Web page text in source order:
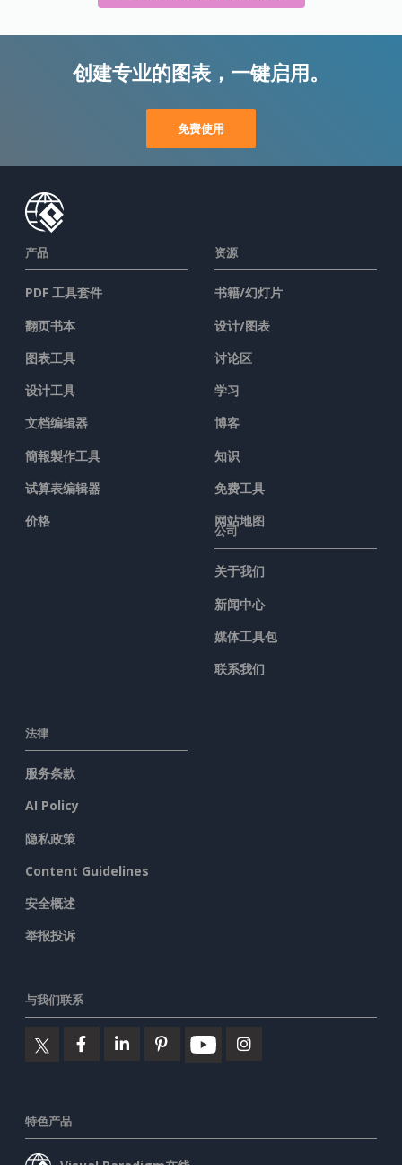
创建专业的图表，一键启用。
免费使用
产品
PDF 工具套件
翻页书本
图表工具
设计工具
文档编辑器
簡報製作工具
试算表编辑器
价格
资源
书籍/幻灯片
设计/图表
讨论区
学习
博客
知识
免费工具
网站地图
公司
关于我们
新闻中心
媒体工具包
联系我们
法律
服务条款
AI Policy
隐私政策
Content Guidelines
安全概述
举报投诉
与我们联系
特色产品